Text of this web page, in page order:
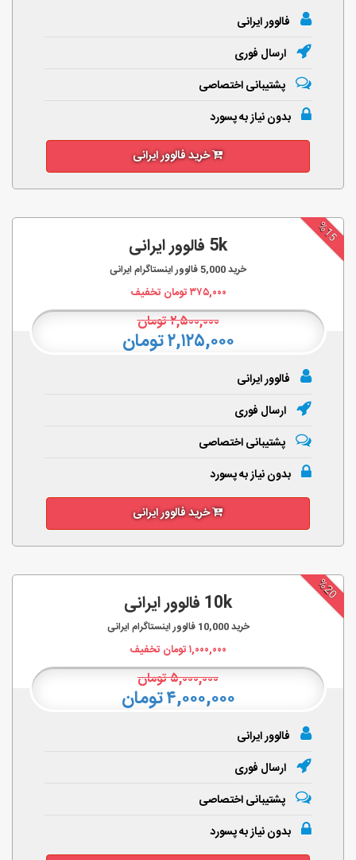
فالوور ایرانی
ارسال فوری
پشتیبانی اختصاصی
بدون نیاز به پسورد
خرید فالوور ایرانی
%15
5k فالوور ایرانی
خرید5,000فالوور اینستاگرام ایرانی
۳۷۵,۰۰۰تومان تخفیف
۲,۵۰۰,۰۰۰تومان
۲,۱۲۵,۰۰۰ تومان
فالوور ایرانی
ارسال فوری
پشتیبانی اختصاصی
بدون نیاز به پسورد
خرید فالوور ایرانی
%20
10k فالوور ایرانی
خرید10,000 فالوور اینستاگرام ایرانی
۱,۰۰۰,۰۰۰تومان تخفیف
۵,۰۰۰,۰۰۰تومان
۴,۰۰۰,۰۰۰ تومان
فالوور ایرانی
ارسال فوری
پشتیبانی اختصاصی
بدون نیاز به پسورد